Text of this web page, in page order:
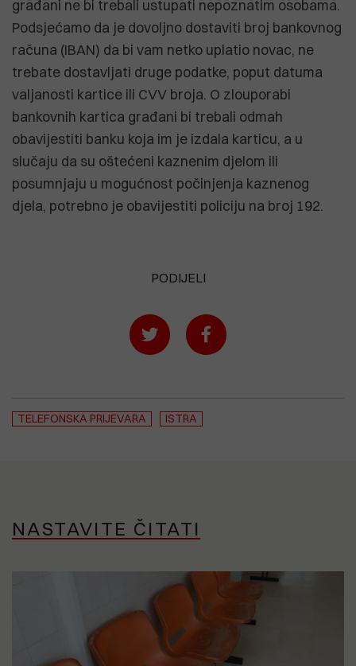
građani ne bi trebali ustupati nepoznatim osobama.
Podsjećamo da je dovoljno dostaviti broj bankovnog
računa (IBAN) da bi vam netko uplatio novac, ne
trebate dostavljati druge podatke, poput datuma
valjanosti kartice ili CVV broja. O zlouporabi
bankovnih kartica građani bi trebali odmah
obavijestiti banku koja im je izdala karticu, a u
slučaju da su oštećeni kaznenim djelom ili
posumnjaju u mogućnost počinjenja kaznenog
djela, potrebno je obavijestiti policiju na broj 192.
PODIJELI
TELEFONSKA PRIJEVARA ISTRA
NASTAVITE ČITATI